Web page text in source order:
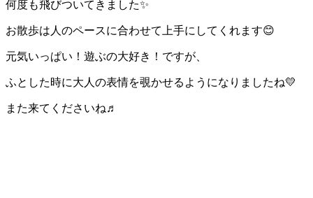
何度も飛びついてきました✨
お散歩は人のペースに合わせて上手にしてくれます😊
元気いっぱい！遊ぶの大好き！ですが、
ふとした時に大人の表情を覗かせるようになりましたね💛
また来てくださいね♬